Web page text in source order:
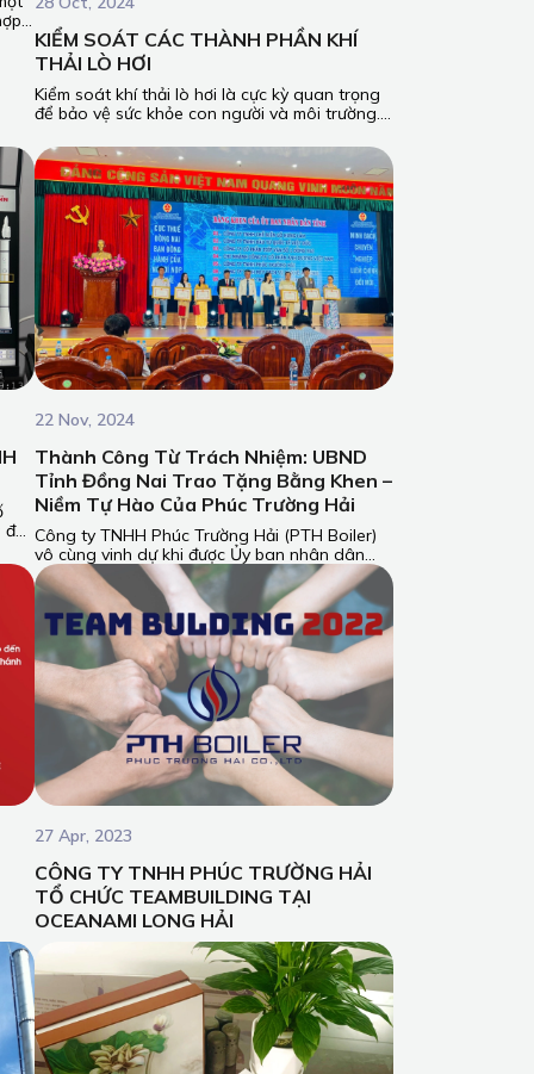
KIỂM SOÁT CÁC THÀNH PHẦN KHÍ
THẢI LÒ HƠI
Kiểm soát khí thải lò hơi là cực kỳ quan trọng
để bảo vệ sức khỏe con người và môi trường.
nguồn nước và đất, đồng thời giảm thiểu biến
đổi khí hậu. Ngoài ra, việc kiểm soát khí thải
còn mang lại lợi ích kinh tế cho doanh nghiệp,
tiết kiệm năng lượng và nâng cao uy tín. Đây
không chỉ là yêu cầu pháp lý mà còn là trách
nhiệm xã hội và chiến lược phát triển bền
vững.
22 Nov, 2024
Thành Công Từ Trách Nhiệm: UBND
Tỉnh Đồng Nai Trao Tặng Bằng Khen –
Niềm Tự Hào Của Phúc Trường Hải
Công ty TNHH Phúc Trường Hải (PTH Boiler)
vô cùng vinh dự khi được Ủy ban nhân dân
tỉnh Đồng Nai trao tặng giải thưởng dành cho
những doanh nghiệp thực hiện xuất sắc nghĩa
vụ thuế trong năm 2023.
27 Apr, 2023
CÔNG TY TNHH PHÚC TRƯỜNG HẢI
TỔ CHỨC TEAMBUILDING TẠI
OCEANAMI LONG HẢI